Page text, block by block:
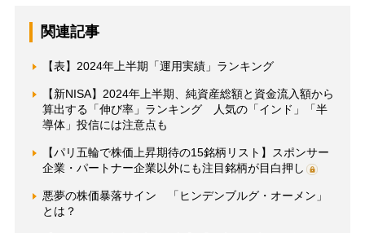
関連記事
【表】2024年上半期「運用実績」ランキング
【新NISA】2024年上半期、純資産総額と資金流入額から
算出する「伸び率」ランキング 人気の「インド」「半
導体」投信には注意点も
【パリ五輪で株価上昇期待の15銘柄リスト】スポンサー
企業・パートナー企業以外にも注目銘柄が目白押し
悪夢の株価暴落サイン 「ヒンデンブルグ・オーメン」
とは？